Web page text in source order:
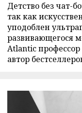
Детство без чат-
так как
уподоблен
развивающегося
Atlantic
автор